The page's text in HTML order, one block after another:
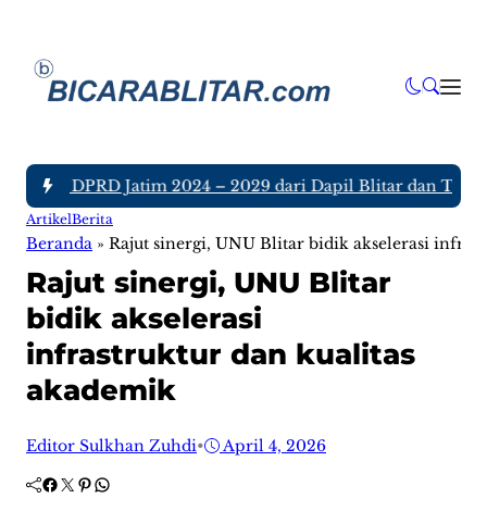
DPRD Jatim 2024 – 2029 dari Dapil Blitar dan
ArtikelBerita
Beranda » Rajut sinergi, UNU Blitar bidik akselerasi
Rajut sinergi, UNU Blitar
bidik akselerasi
infrastruktur dan kualitas
akademik
Editor Sulkhan Zuhdi• April 4, 2026
Facebook Twitter Pinterest WhatsApp